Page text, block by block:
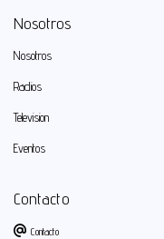
Nosotros
Nosotros
Radios
Television
Eventos
Contacto
Contacto